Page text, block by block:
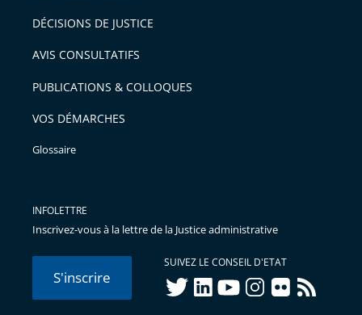
DÉCISIONS DE JUSTICE
AVIS CONSULTATIFS
PUBLICATIONS & COLLOQUES
VOS DÉMARCHES
Glossaire
INFOLETTRE
Inscrivez-vous à la lettre de la Justice administrative
S'inscrire
SUIVEZ LE CONSEIL D'ETAT
twitterlinkedInyoutubeinstagram
flickr rss